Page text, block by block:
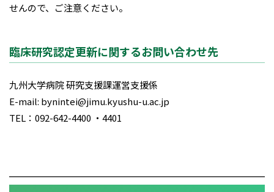
せんので、ご注意ください。
臨床研究認定更新に関するお問い合わせ先
九州大学病院 研究支援課運営支援係
E-mail: bynintei@jimu.kyushu-u.ac.jp
TEL：092-642-4400 ・4401